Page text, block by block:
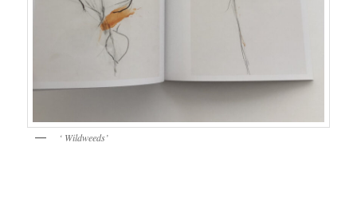
‘ Wildweeds’